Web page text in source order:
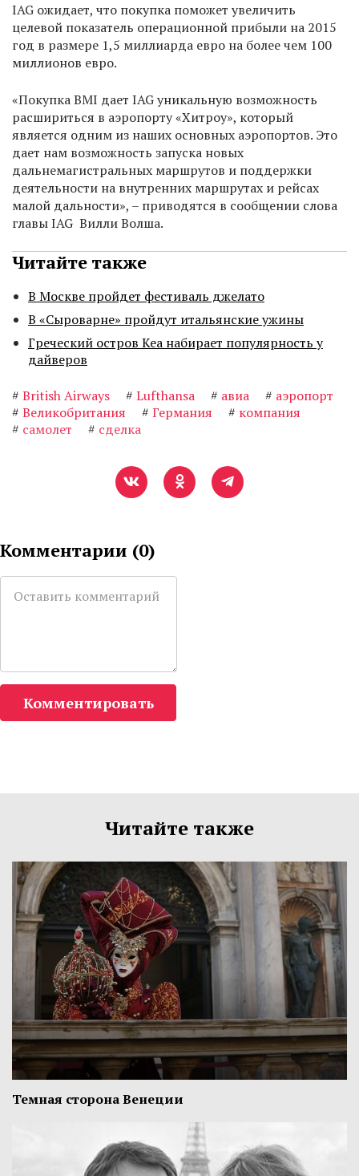
IAG ожидает, что покупка поможет увеличить
целевой показатель операционной прибыли на 2015
год в размере 1,5 миллиарда евро на более чем 100
миллионов евро.
«Покупка BMI дает IAG уникальную возможность
расшириться в аэропорту «Хитроу», который
является одним из наших основных аэропортов. Это
дает нам возможность запуска новых
дальнемагистральных маршрутов и поддержки
деятельности на внутренних маршрутах и рейсах
малой дальности», – приводятся в сообщении слова
главы IAG Вилли Волша.
Читайте также
В Москве пройдет фестиваль джелато
В «Сыроварне» пройдут итальянские ужины
Греческий остров Кеа набирает популярность у
дайверов
# British Airways # Lufthansa # авиа # аэропорт
# Великобритания # Германия # компания
# самолет # сделка
Комментарии (0)
Комментировать
Читайте также
Темная сторона Венеции